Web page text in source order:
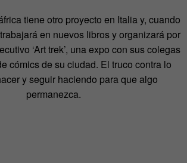
tiene otro proyecto en Italia y, cuando
en nuevos libros y organizará por
‘Art trek’, una expo con sus colegas
cómics de su ciudad. El truco contra lo
y seguir haciendo para que algo
permanezca.